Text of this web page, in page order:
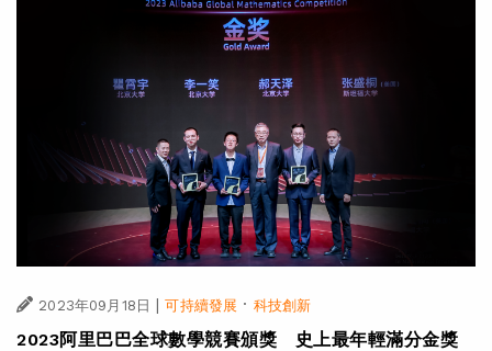
2023年09月18日 | 可持續發展 · 科技創新
2023阿里巴巴全球數學競賽頒獎 史上最年輕滿分金獎